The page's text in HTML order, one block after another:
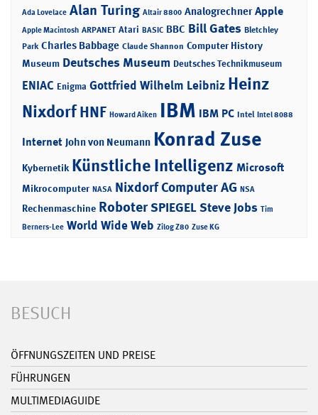
Ada Lovelace Alan Turing Altair 8800 Analogrechner Apple
Apple Macintosh ARPANET Atari BASIC BBC Bill Gates Bletchley
Park Charles Babbage Claude Shannon Computer History
Museum Deutsches Museum Deutsches Technikmuseum
ENIAC Enigma Gottfried Wilhelm Leibniz Heinz
NixdorfHNF Howard Aiken IBM IBM PC Intel Intel 8088
Internet John von Neumann Konrad Zuse
Kybernetik Künstliche Intelligenz Microsoft
Mikrocomputer NASA Nixdorf Computer AG NSA
Rechenmaschine RoboterSPIEGELSteve Jobs Tim
Berners-Lee World Wide Web Zilog Z80 Zuse KG
BESUCH
ÖFFNUNGSZEITEN UND PREISE
FÜHRUNGEN
MULTIMEDIAGUIDE